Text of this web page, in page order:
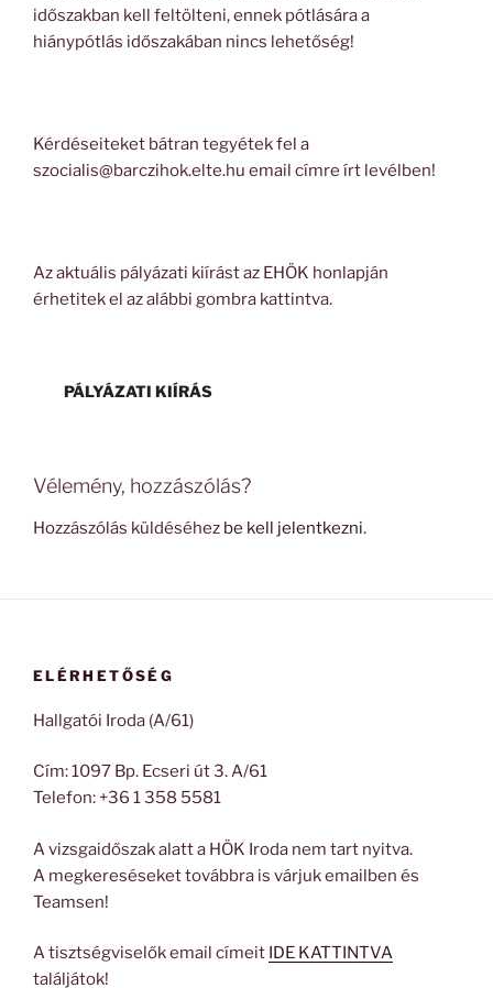
időszakban kell feltölteni, ennek pótlására a
hiánypótlás időszakában nincs lehetőség!
Kérdéseiteket bátran tegyétek fel a
szocialis@barczihok.elte.hu email címre írt levélben!
Az aktuális pályázati kiírást az EHÖK honlapján
érhetitek el az alábbi gombra kattintva.
PÁLYÁZATI KIÍRÁS
Vélemény, hozzászólás?
Hozzászólás küldéséhez be kell jelentkezni.
ELÉRHETŐSÉG
Hallgatói Iroda (A/61)
Cím: 1097 Bp. Ecseri út 3. A/61
Telefon: +36 1 358 5581
A vizsgaidőszak alatt a HÖK Iroda nem tart nyitva.
A megkereséseket továbbra is várjuk emailben és
Teamsen!
A tisztségviselők email címeit IDE KATTINTVA
találjátok!